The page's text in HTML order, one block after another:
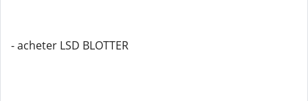
- acheter LSD BLOTTER